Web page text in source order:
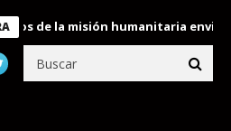
la misión humanitaria enviada a